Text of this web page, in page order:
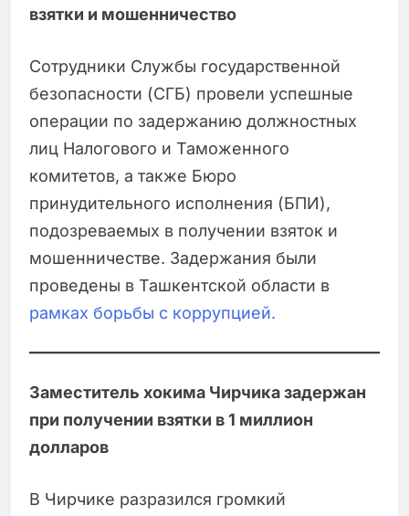
взятки и мошенничество
Сотрудники Службы государственной
безопасности (СГБ) провели успешные
операции по задержанию должностных
лиц Налогового и Таможенного
комитетов, а также Бюро
принудительного исполнения (БПИ),
подозреваемых в получении взяток и
мошенничестве. Задержания были
проведены в Ташкентской области в
рамках борьбы с коррупцией.
Заместитель хокима Чирчика задержан
при получении взятки в 1 миллион
долларов
В Чирчике разразился громкий